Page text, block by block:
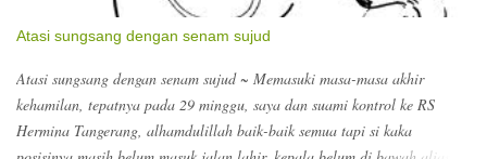
Atasi sungsang dengan senam sujud
Atasi sungsang dengan senam sujud ~ Memasuki masa-masa akhir
kehamilan, tepatnya pada 29 minggu, saya dan suami kontrol ke RS
Hermina Tangerang, alhamdulillah baik-baik semua tapi si kaka